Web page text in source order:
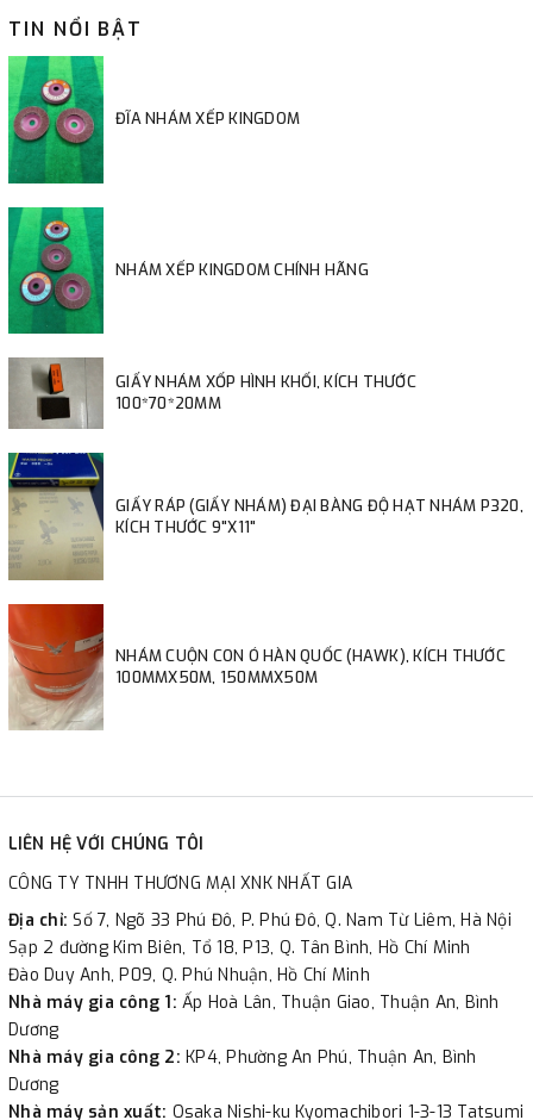
TIN NỔI BẬT
ĐĨA NHÁM XẾP KINGDOM
NHÁM XẾP KINGDOM CHÍNH HÃNG
GIẤY NHÁM XỐP HÌNH KHỐI, KÍCH THƯỚC
100*70*20MM
GIẤY RÁP (GIẤY NHÁM) ĐẠI BÀNG ĐỘ HẠT NHÁM P320,
KÍCH THƯỚC 9"X11"
NHÁM CUỘN CON Ó HÀN QUỐC (HAWK), KÍCH THƯỚC
100MMX50M, 150MMX50M
LIÊN HỆ VỚI CHÚNG TÔI
CÔNG TY TNHH THƯƠNG MẠI XNK NHẤT GIA
Địa chỉ:Số 7, Ngõ 33 Phú Đô, P. Phú Đô, Q. Nam Từ Liêm, Hà Nội
Sạp 2 đường Kim Biên, Tổ 18, P13, Q. Tân Bình, Hồ Chí Minh
Đào Duy Anh, P09, Q. Phú Nhuận, Hồ Chí Minh
Nhà máy gia công 1: Ấp Hoà Lân, Thuận Giao, Thuận An, Bình
Dương
Nhà máy gia công 2: KP4, Phường An Phú, Thuận An, Bình
Dương
Nhà máy sản xuất: Osaka Nishi-ku Kyomachibori 1-3-13 Tatsumi